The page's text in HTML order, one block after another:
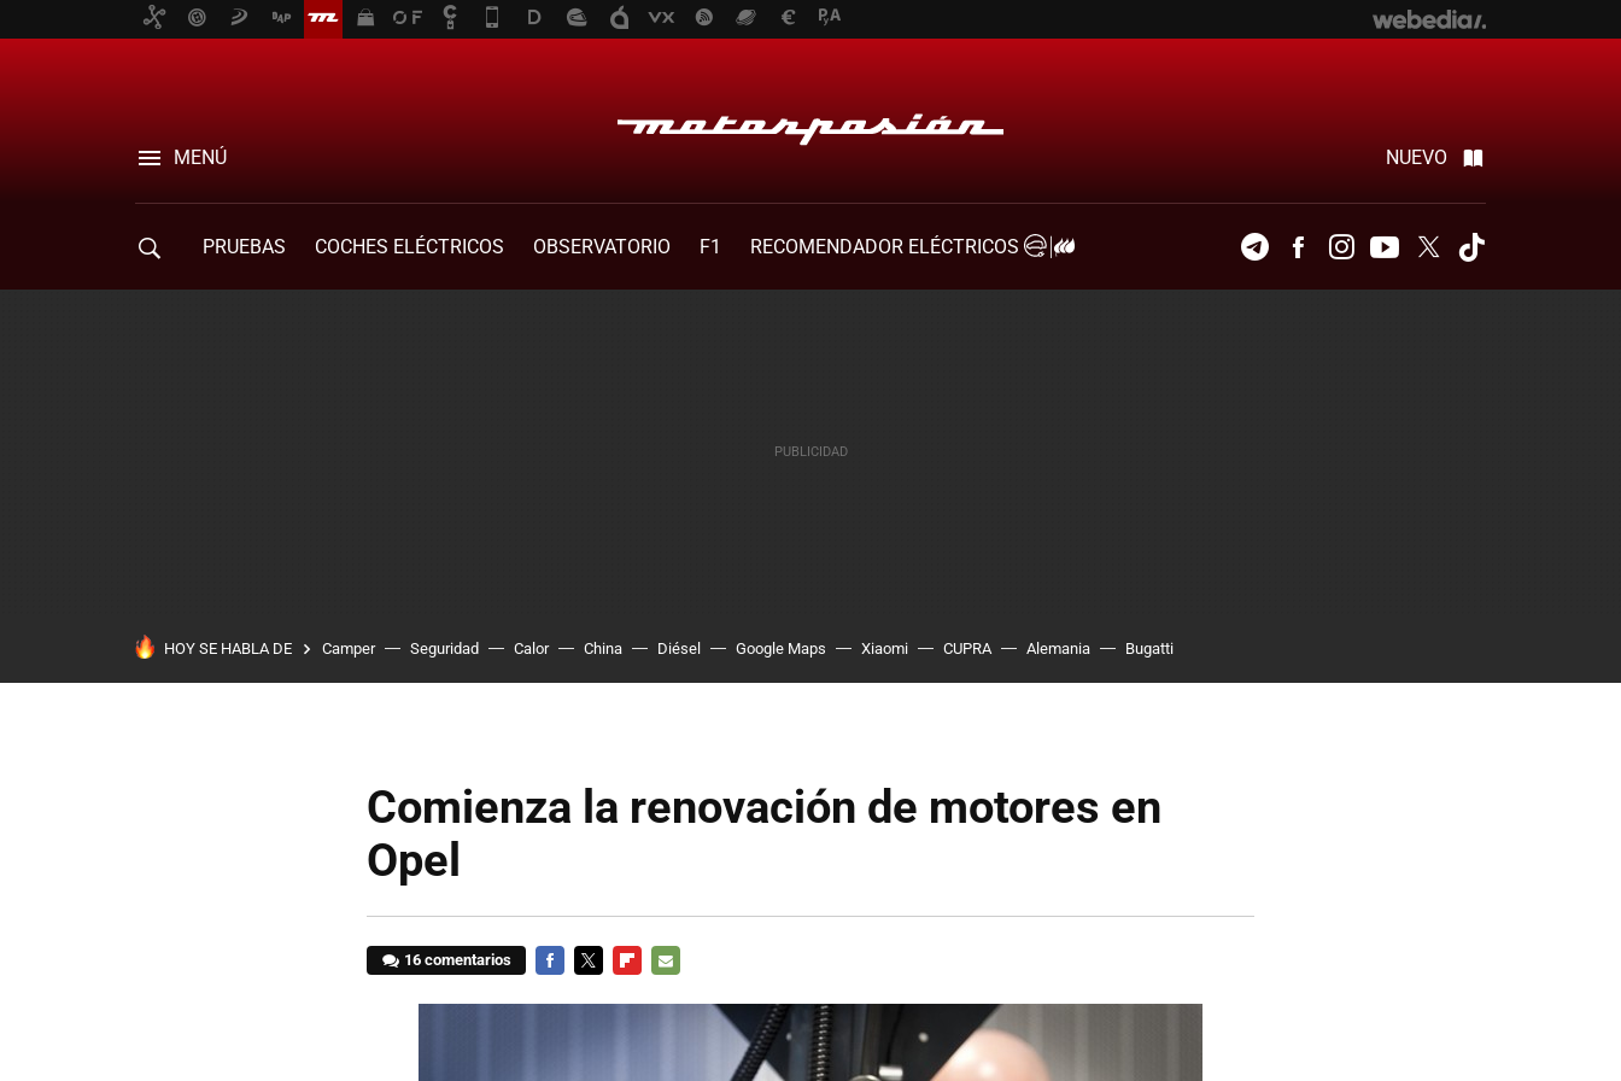
MENÚ NUEVO
PRUEBAS COCHES ELÉCTRICOS OBSERVATORIO F1
RECOMENDADOR ELÉCTRICOS
TelegramFacebookInstagramYoutubeTwitter
HOY SE HABLA DE Camper Seguridad Calor China Diésel Google Maps Xiaomi CUPRA Alemania Bugatti
Comienza la renovación de motores en
Opel
16 comentarios